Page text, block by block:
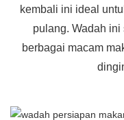
kembali ini ideal
pulang. Wadah
berbagai macam